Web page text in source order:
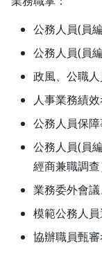
公務人員(員
公務人員(員
政風、公職
人事業務績
公務人員保
公務人員(員
經商兼職調查
業務委外會
模範公務人
協辦職員甄